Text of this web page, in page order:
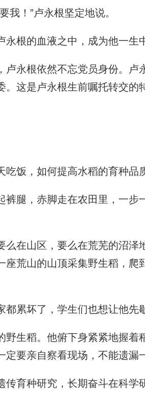
！”卢永根坚定地说。
的血液之中，成为他一生
永根依然不忘党员身份。卢
这是卢永根生前嘱托转交的
，如何提高水稻的育种品
，赤脚走在农田里，一步一
在山区，要么在荒芜的沼泽
座荒山的山顶采集野生稻，
坏了，学生们也想让他先
稻。他俯下身紧紧地握着
要亲自察看现场，不能遗漏
育种研究，长期奋斗在科学